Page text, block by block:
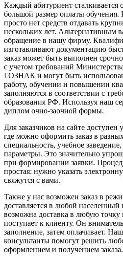
Каждый абитуриент сталкивается
большой размер оплаты обучения.
просто нет средств отдавать
нескольких лет. Альтернативным
обращение в нашу фирму.
изготавливают документацию
заказ может быть выполнен
с учетом требований
ГОЗНАК и могут быть
работу, обучении и повышении
заполняются в соответствии с
образования РФ. Используя наш
диплом очно-заочной формы.
Для заказчиков на сайте
где можно оформить заказ в
специальность, учебное
параметры. Это значительно
при формировании заявки.
простая: нужно указать
свяжутся с вами.
Также у нас возможен заказ в
доставляется в любой
возможна доставка в любую точку
поступает к клиенту. Он
заполнение, затем оплачивает.
консультанты помогут решить
оформлением и получением заказа.